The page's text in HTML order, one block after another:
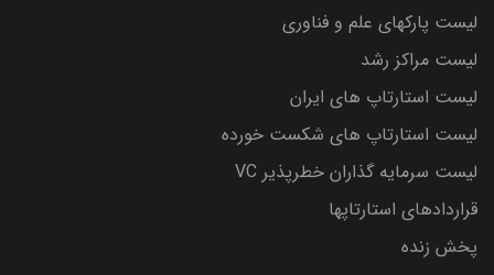
لیست پارکهای علم و فناوری
لیست مراکز رشد
لیست استارتاپ های ایران
لیست استارتاپ های شکست خورده
لیست سرمایه گذاران خطرپذیر VC
قراردادهای استارتاپها
پخش زنده